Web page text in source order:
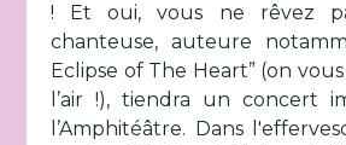
! Et oui, vous ne rêvez
chanteuse, auteure
Eclipse of The Heart” (on
l’air !), tiendra un concert
l’Amphitéâtre. Dans